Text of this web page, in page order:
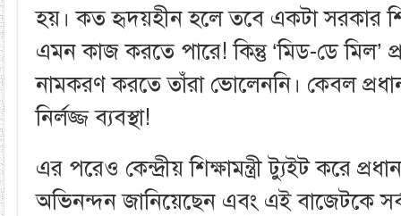
হয়। কত হৃদয়হীন হলে তবে একটা সরকার
এমন কাজ করতে পারে! কিন্তু ‘মিড-ডে মিল’
নামকরণ করতে তাঁরা ভোলেননি। কেবল
নির্লজ্জ ব্যবস্থা!
এর পরেও কেন্দ্রীয় শিক্ষামন্ত্রী ট্যুইট করে
অভিনন্দন জানিয়েছেন এবং এই বাজেটকে